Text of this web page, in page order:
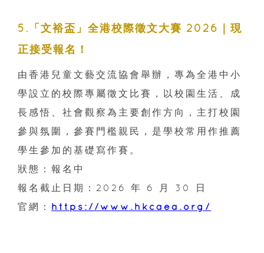
5.「文裕盃」全港校際徵文大賽 2026｜現
正接受報名！
由香港兒童文藝交流協會舉辦，專為全港中小
學設立的校際專屬徵文比賽，以校園生活、成
長感悟、社會觀察為主要創作方向，主打校園
參與氛圍，參賽門檻親民，是學校常用作推薦
學生參加的基礎寫作賽。
狀態：報名中
報名截止日期：2026 年 6 月 30 日
官網： https://www.hkcaea.org/